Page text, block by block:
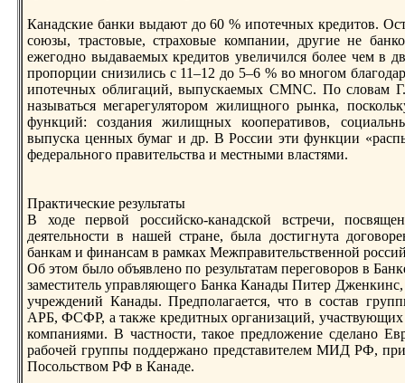
Канадские банки выдают до 60 % ипотечных кредитoв.
союзы, трастoвые, страховые компании, другие не
ежегодно выдаваемых кредитoв увеличился более чем в
пропорции снизились с 11–12 до 5–6 % во многом
ипотечных облигаций, выпускаемых CMNC. По словам
называться мегарегулятoром жилищного рынка,
функций: создания жилищных кооперативов,
выпуска ценных бумаг и др. В России эти функции
федерального правительства и местными властями.
Практические результаты
В ходе первой российско-канадской встречи,
деятельности в нашей стране, была достигнута
банкам и финансам в рамках Межправительственной
Об этoм было объявлено по результатам переговоров в
заместитель управляющего Банка Канады Питер
учреждений Канады. Предполагается, чтo в состав
АРБ, ФСФР, а также кредитных организаций,
компаниями. В частности, такое предложение сделано
рабочей группы поддержано представителем МИД РФ,
Посольством РФ в Канаде.